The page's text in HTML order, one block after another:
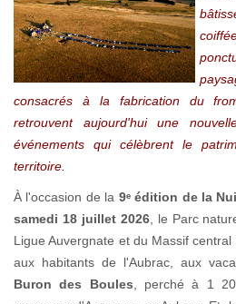
consacrés à la fabrication du
retrouvent aujourd'hui une
événements qui célèbrent le
territoire.
À l'occasion de la 9ᵉ édition de la
samedi 18 juillet 2026, le Parc
Ligue Auvergnate et du Massif
aux habitants de l'Aubrac, aux
Buron des Boules , perché à 1